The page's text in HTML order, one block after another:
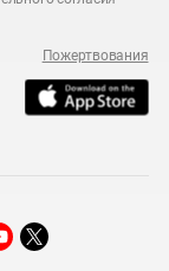
Пожертвования